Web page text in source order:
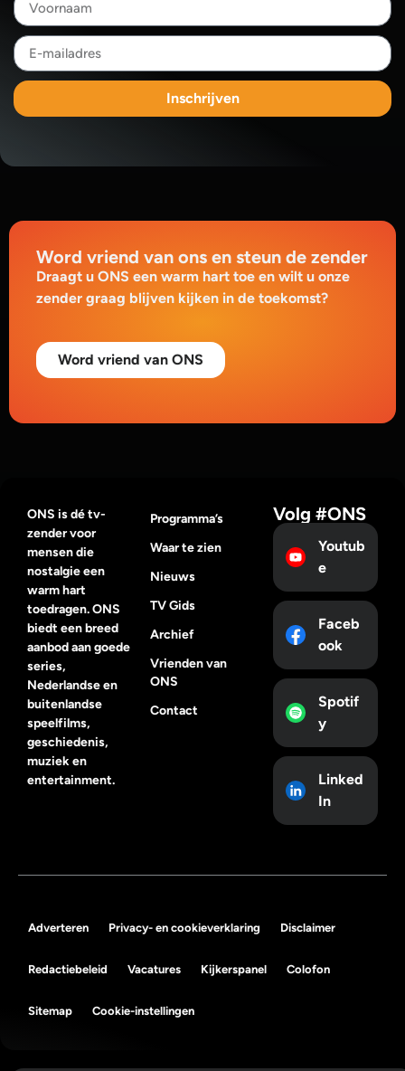
Inschrijven
Word vriend van ons en steun de zender
Draagt u ONS een warm hart toe en wilt u onze
zender graag blijven kijken in de toekomst?
Word vriend van ONS
ONS is dé tv-
zender voor
mensen die
nostalgie een
warm hart
toedragen. ONS
biedt een breed
aanbod aan goede
series,
Nederlandse en
buitenlandse
speelfilms,
geschiedenis,
muziek en
entertainment.
Programma’s
Waar te zien
Nieuws
TV Gids
Archief
Vrienden van
ONS
Contact
Volg #ONS
Youtub
e
Faceb
ook
Spotif
y
Linked
In
Adverteren Privacy- en cookieverklaring Disclaimer
Redactiebeleid Vacatures Kijkerspanel Colofon
Sitemap Cookie-instellingen